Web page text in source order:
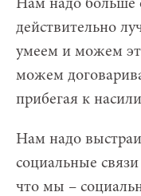
Нам надо больше
действительно
умеем и можем
можем
прибегая к
Нам надо
социальные
что мы –